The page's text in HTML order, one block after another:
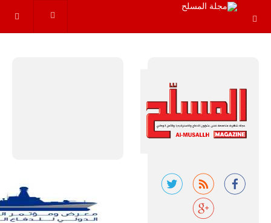
المسيرة
الروسية